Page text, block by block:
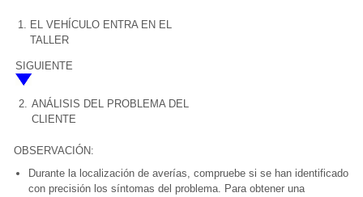
1. EL VEHÍCULO ENTRA EN EL
TALLER
SIGUIENTE
2. ANÁLISIS DEL PROBLEMA DEL
CLIENTE
OBSERVACIÓN:
Durante la localización de averías, compruebe si se han identificado
con precisión los síntomas del problema. Para obtener una